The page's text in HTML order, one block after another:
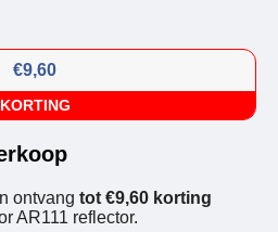
€9,60
KORTING
ontvang tot €9,60 korting
AR111 reflector.